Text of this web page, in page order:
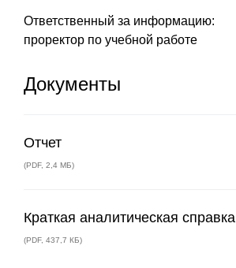
Ответственный за информацию:
проректор по учебной работе
Документы
Отчет
(PDF, 2,4 МБ)
Краткая аналитическая справка
(PDF, 437,7 КБ)